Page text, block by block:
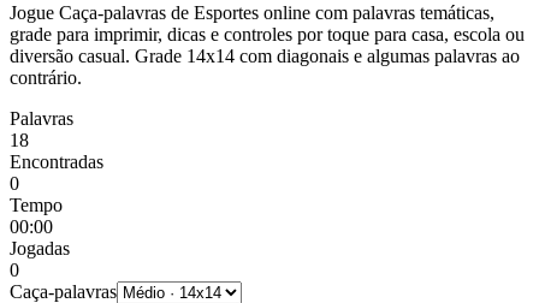
Jogue Caça-palavras de Esportes online com palavras temáticas,
grade para imprimir, dicas e controles por toque para casa, escola ou
diversão casual. Grade 14x14 com diagonais e algumas palavras ao
contrário.
Palavras
18
Encontradas
0
Tempo
00:00
Jogadas
0
Caça-palavras